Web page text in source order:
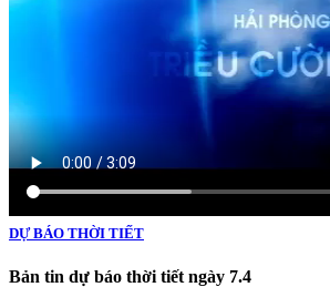
DỰ BÁO THỜI TIẾT
Bản tin dự báo thời tiết ngày 7.4